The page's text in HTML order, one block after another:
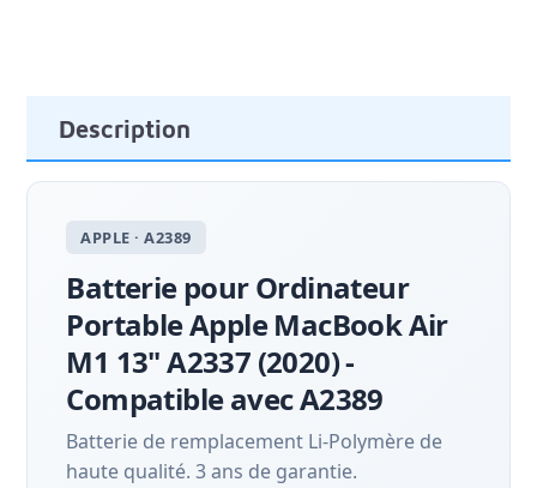
Description
APPLE · A2389
Batterie pour Ordinateur
Portable Apple MacBook Air
M1 13" A2337 (2020) -
Compatible avec A2389
Batterie de remplacement Li-Polymère de
haute qualité. 3 ans de garantie.